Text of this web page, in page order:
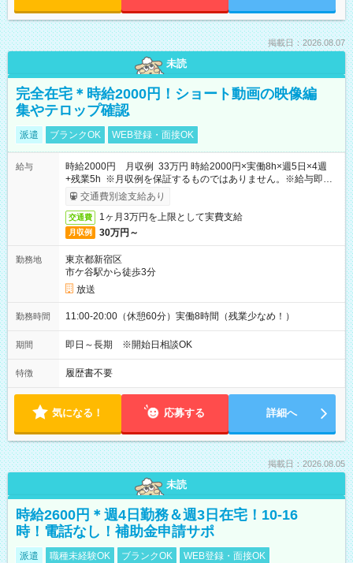
掲載日：2026.08.07
未読
完全在宅＊時給2000円！ショート動画の映像編
集やテロップ確認
派遣 ブランクOK WEB登録・面接OK
給与
時給2000円 月収例 33万円 時給2000円×実働8h×週5日×4週
+残業5h ※月収例を保証するものではありません。※給与即受
取りサービス利用可（利用条件有）
交通費別途支給あり
交通費 1ヶ月3万円を上限として実費支給
月収例 30万円～
勤務地
東京都新宿区
市ケ谷駅から徒歩3分
放送
勤務時間 11:00-20:00（休憩60分）実働8時間（残業少なめ！）
期間 即日～長期 ※開始日相談OK
特徴 履歴書不要
気になる！ 応募する 詳細へ
掲載日：2026.08.05
未読
時給2600円＊週4日勤務＆週3日在宅！10-16
時！電話なし！補助金申請サポ
派遣 職種未経験OK ブランクOK WEB登録・面接OK